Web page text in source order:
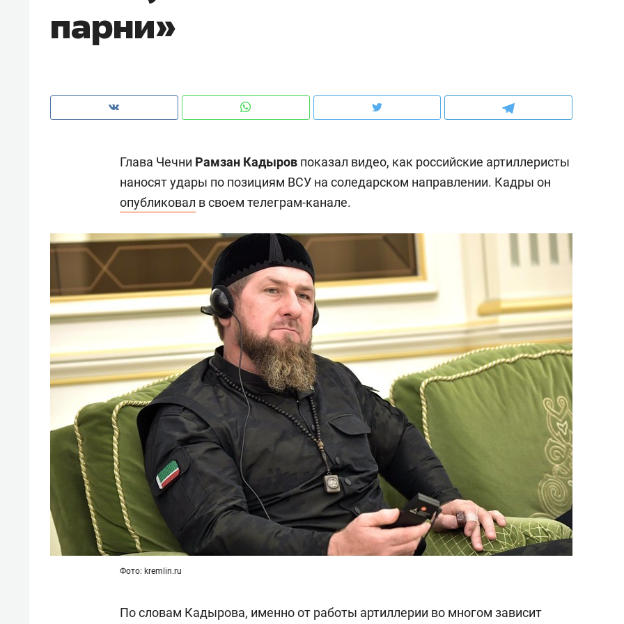
парни»
Глава Чечни Рамзан Кадыров показал видео, как российские артиллеристы
наносят удары по позициям ВСУ на соледарском направлении. Кадры он
опубликовал в своем телеграм-канале.
Фото: kremlin.ru
По словам Кадырова, именно от работы артиллерии во многом зависит
чем интересен Оман?
Рекомендуем
Оставить шум за волной: как
строят тишину в казанском
ЖК «Заря»
Рекомендуем
Психотерапевт «Фороса»:
«Директорский невроз» –
когда человек не считает
свою сверхнагрузку
стрессом»
Наседкина: «Ремонт
с мебелью за 2
для меня это